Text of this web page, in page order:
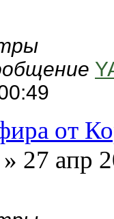
от
27 апр